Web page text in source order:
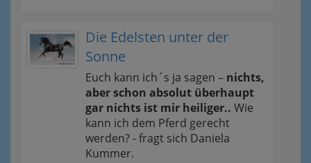
Die Edelsten unter der
Sonne
Euch kann ich´s ja sagen – nichts,
aber schon absolut überhaupt
gar nichts ist mir heiliger.. Wie
kann ich dem Pferd gerecht
werden? - fragt sich Daniela
Kummer.